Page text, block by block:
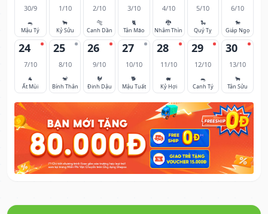
30/9
🐀
Mậu Tý
1/10
🐂
Kỷ Sửu
2/10
🐅
Canh Dần
3/10
🐈
Tân Mão
4/10
🐉
Nhâm Thìn
5/10
🐍
Quý Tỵ
6/10
🐎
Giáp Ngọ
24
7/10
🐐
Ất Mùi
25
8/10
🐒
Bính Thân
26
9/10
🐓
Đinh Dậu
27
10/10
🐕
Mậu Tuất
28
11/10
🐖
Kỷ Hợi
29
12/10
🐀
Canh Tý
30
13/10
🐂
Tân Sửu